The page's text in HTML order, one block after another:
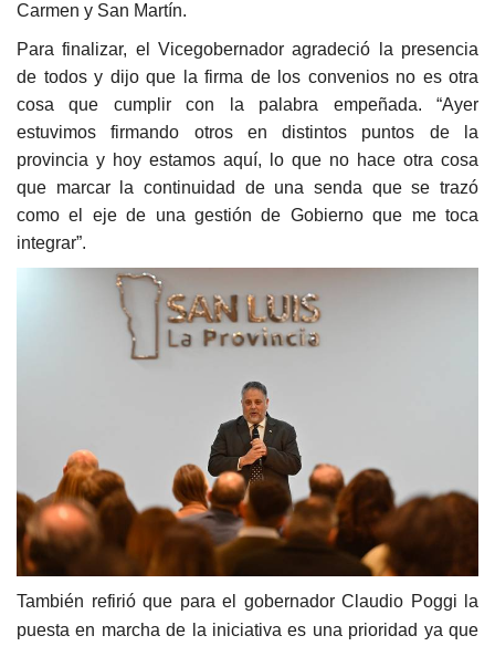
Carmen y San Martín.
Para finalizar, el Vicegobernador agradeció la presencia
de todos y dijo que la firma de los convenios no es otra
cosa que cumplir con la palabra empeñada. “Ayer
estuvimos firmando otros en distintos puntos de la
provincia y hoy estamos aquí, lo que no hace otra cosa
que marcar la continuidad de una senda que se trazó
como el eje de una gestión de Gobierno que me toca
integrar”.
También refirió que para el gobernador Claudio Poggi la
puesta en marcha de la iniciativa es una prioridad ya que